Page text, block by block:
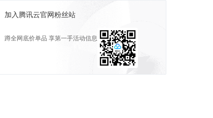
加入腾讯云官网粉丝站
蹲全网底价单品 享第一手活动信息